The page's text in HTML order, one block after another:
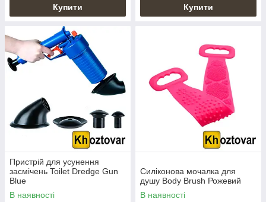
Купити Купити
Пристрій для усунення
засмічень Toilet Dredge Gun
Blue
В наявності
Силіконова мочалка для
душу Body Brush Рожевий
В наявності